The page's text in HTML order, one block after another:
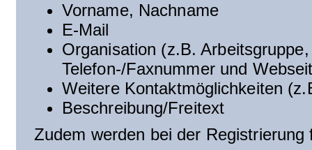
Vorname, Nachname
E-Mail
Organisation (z.B.
Telefon-/Faxnummer und
Weitere Kontaktmöglichkeiten
Beschreibung/Freitext
Zudem werden bei der